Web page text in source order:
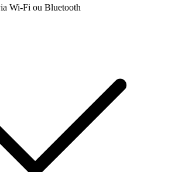
Wi-Fi ou Bluetooth